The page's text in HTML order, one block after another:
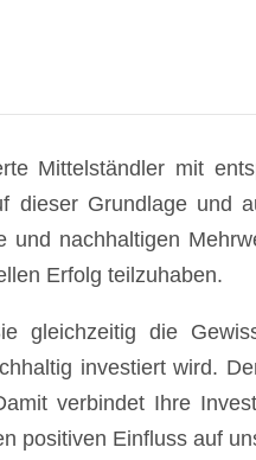
Mittelständler mit
dieser Grundlage und
und nachhaltigen
Erfolg teilzuhaben.
gleichzeitig die
investiert wird.
verbindet Ihre
positiven Einfluss auf